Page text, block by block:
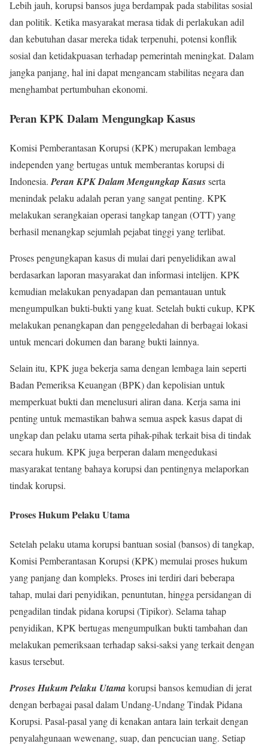
Lebih jauh, korupsi bansos juga berdampak pada stabilitas sosial
dan politik. Ketika masyarakat merasa tidak di perlakukan adil
dan kebutuhan dasar mereka tidak terpenuhi, potensi konflik
sosial dan ketidakpuasan terhadap pemerintah meningkat. Dalam
jangka panjang, hal ini dapat mengancam stabilitas negara dan
menghambat pertumbuhan ekonomi.
Peran KPK Dalam Mengungkap Kasus
Komisi Pemberantasan Korupsi (KPK) merupakan lembaga
independen yang bertugas untuk memberantas korupsi di
Indonesia. Peran KPK Dalam Mengungkap Kasusserta
menindak pelaku adalah peran yang sangat penting. KPK
melakukan serangkaian operasi tangkap tangan (OTT) yang
berhasil menangkap sejumlah pejabat tinggi yang terlibat.
Proses pengungkapan kasus di mulai dari penyelidikan awal
berdasarkan laporan masyarakat dan informasi intelijen. KPK
kemudian melakukan penyadapan dan pemantauan untuk
mengumpulkan bukti-bukti yang kuat. Setelah bukti cukup, KPK
melakukan penangkapan dan penggeledahan di berbagai lokasi
untuk mencari dokumen dan barang bukti lainnya.
Selain itu, KPK juga bekerja sama dengan lembaga lain seperti
Badan Pemeriksa Keuangan (BPK) dan kepolisian untuk
memperkuat bukti dan menelusuri aliran dana. Kerja sama ini
penting untuk memastikan bahwa semua aspek kasus dapat di
ungkap dan pelaku utama serta pihak-pihak terkait bisa di tindak
secara hukum. KPK juga berperan dalam mengedukasi
masyarakat tentang bahaya korupsi dan pentingnya melaporkan
tindak korupsi.
Proses Hukum Pelaku Utama
Setelah pelaku utama korupsi bantuan sosial (bansos) di tangkap,
Komisi Pemberantasan Korupsi (KPK) memulai proses hukum
yang panjang dan kompleks. Proses ini terdiri dari beberapa
tahap, mulai dari penyidikan, penuntutan, hingga persidangan di
pengadilan tindak pidana korupsi (Tipikor). Selama tahap
penyidikan, KPK bertugas mengumpulkan bukti tambahan dan
melakukan pemeriksaan terhadap saksi-saksi yang terkait dengan
kasus tersebut.
Proses Hukum Pelaku Utamakorupsi bansos kemudian di jerat
dengan berbagai pasal dalam Undang-Undang Tindak Pidana
Korupsi. Pasal-pasal yang di kenakan antara lain terkait dengan
penyalahgunaan wewenang, suap, dan pencucian uang. Setiap